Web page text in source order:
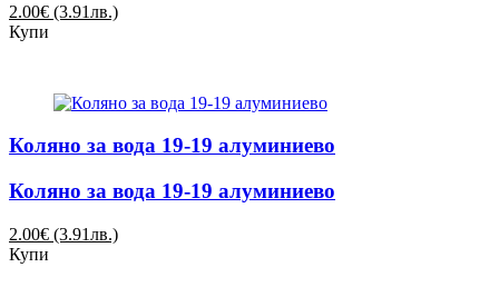
2.00€ (3.91лв.)
Купи
Коляно за вода 19-19 алуминиево
Коляно за вода 19-19 алуминиево
2.00€ (3.91лв.)
Купи